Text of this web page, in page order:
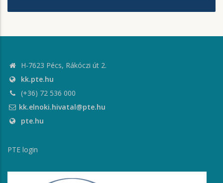
H-7623 Pécs, Rákóczi út 2.
kk.pte.hu
(+36) 72 536 000
kk.elnoki.hivatal@pte.hu
pte.hu
PTE login